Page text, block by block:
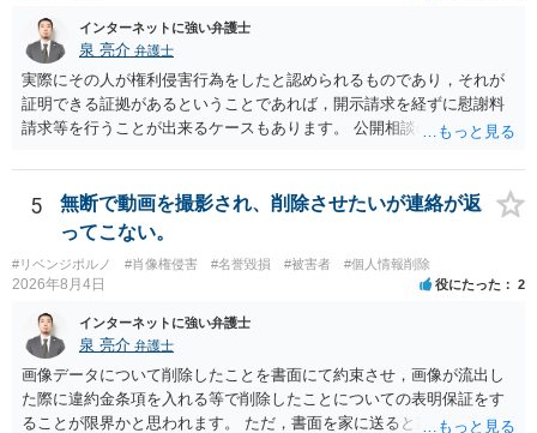
インターネットに強い弁護士
泉 亮介 弁護士
実際にその人が権利侵害行為をしたと認められるものであり，それが
証明できる証拠があるということであれば，開示請求を経ずに慰謝料
請求等を行うことが出来るケースもあります。 公開相談の場では回答
に個別に相談されると良いでしょう。
5
無断で動画を撮影され、削除させたいが連絡が返
ってこない。
#リベンジポルノ #肖像権侵害 #名誉毀損 #被害者 #個人情報削除
2026年8月4日 役にたった 2
インターネットに強い弁護士
泉 亮介 弁護士
画像データについて削除したことを書面にて約束させ，画像が流出し
た際に違約金条項を入れる等で削除したことについての表明保証をす
ることが限界かと思われます。 ただ，書面を家に送ると家族に不貞行